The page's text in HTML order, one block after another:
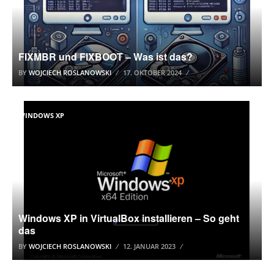
FIXMBR und FIXBOOT – Was ist das?
BYWOJCIECH ROSLANOWSKI 17. OKTOBER 2024
WINDOWS XP
Windows XP in VirtualBox installieren – So geht
das
BY WOJCIECH ROSLANOWSKI 12. JANUAR 2023